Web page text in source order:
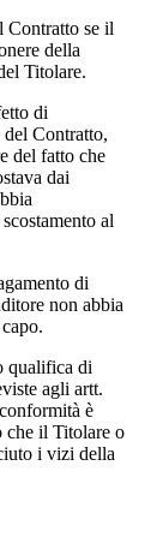
Contratto se il
della
Titolare.
di
Contratto,
del fatto che
dai
al
di
non abbia
qualifica di
agli artt.
è
che il Titolare o
i vizi della